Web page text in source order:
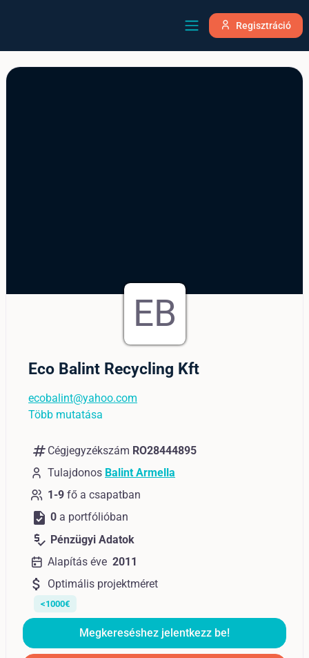
Regisztráció
EB
Eco Balint Recycling Kft
ecobalint@yahoo.com
Több mutatása
numbers Cégjegyzékszám RO28444895
Tulajdonos Balint Armella
1-9 fő a csapatban
task 0 a portfólióban
price_check Pénzügyi Adatok
Alapítás éve 2011
attach_money Optimális projektméret
<1000€
Megkereséshez jelentkezz be!